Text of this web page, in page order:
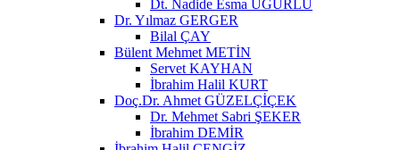
Dt. Nadide Esma UĞURLU
Dr. Yılmaz GERGER
Bilal ÇAY
Bülent Mehmet METİN
Servet KAYHAN
İbrahim Halil KURT
Doç.Dr. Ahmet GÜZELÇİÇEK
Dr. Mehmet Sabri ŞEKER
İbrahim DEMİR